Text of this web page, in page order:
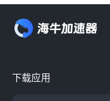
下载应用